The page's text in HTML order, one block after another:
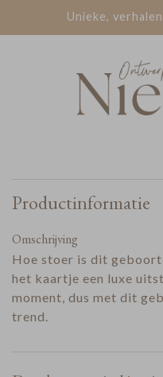
Unieke,
Productinformatie
Omschrijving
Hoe stoer is dit
het kaartje een luxe
moment, dus met dit
trend.